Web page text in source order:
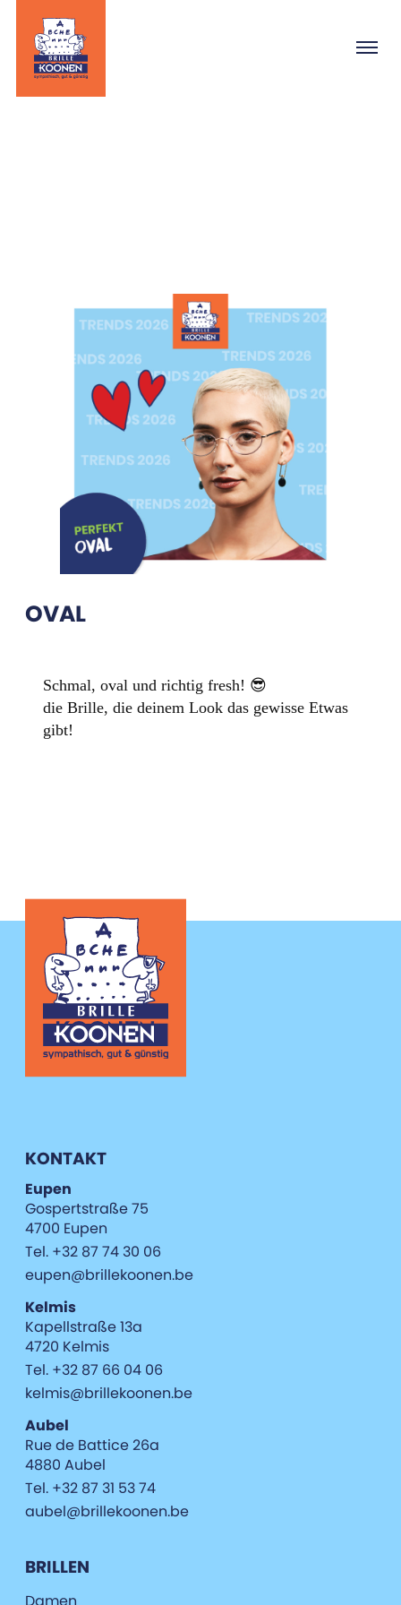
OVAL
Schmal, oval und richtig fresh! 😎
die Brille, die deinem Look das gewisse Etwas
gibt!
KONTAKT
Eupen
Gospertstraße 75
4700 Eupen
Tel. +32 87 74 30 06
eupen@brillekoonen.be
Kelmis
Kapellstraße 13a
4720 Kelmis
Tel. +32 87 66 04 06
kelmis@brillekoonen.be
Aubel
Rue de Battice 26a
4880 Aubel
Tel. +32 87 31 53 74
aubel@brillekoonen.be
BRILLEN